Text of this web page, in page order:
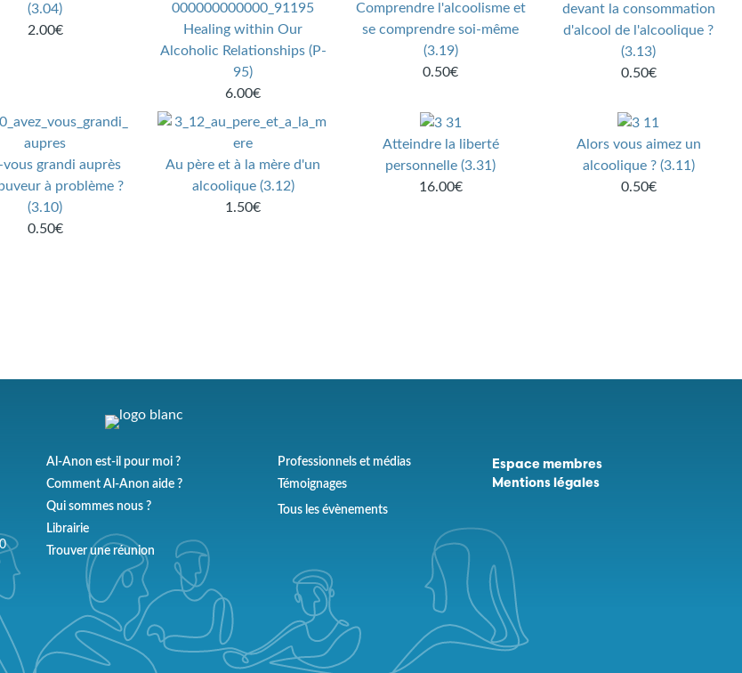
(3.04)
2.00€
Healing within Our
Alcoholic Relationships (P-
95)
6.00€
Comprendre l'alcoolisme et
se comprendre soi-même
(3.19)
0.50€
devant la consommation
d'alcool de l'alcoolique ?
(3.13)
0.50€
vous grandi auprès
à problème ?
(3.10)
0.50€
Au père et à la mère d'un
alcoolique (3.12)
1.50€
Atteindre la liberté
personnelle (3.31)
16.00€
Alors vous aimez un
alcoolique ? (3.11)
0.50€
Al-Anon est-il pour moi ?
Comment Al-Anon aide ?
Qui sommes nous ?
Librairie
Trouver une réunion
Professionnels et médias
Témoignages
Tous les évènements
Espace membres
Mentions légales